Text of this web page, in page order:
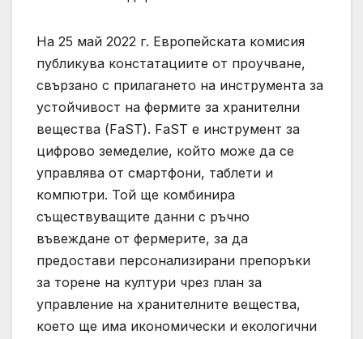
На 25 май 2022 г. Европейската комисия
публикува констатациите от проучване,
свързано с прилагането на инструмента за
устойчивост на фермите за хранителни
вещества (FaST). FaST е инструмент за
цифрово земеделие, който може да се
управлява от смартфони, таблети и
компютри. Той ще комбинира
съществуващите данни с ръчно
въвеждане от фермерите, за да
предостави персонализирани препоръки
за торене на култури чрез план за
управление на хранителните вещества,
което ще има икономически и екологични